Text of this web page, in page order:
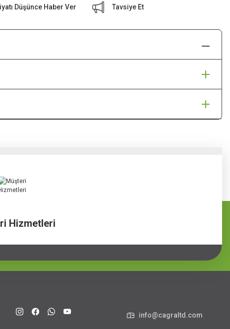
Düşünce Haber Ver Tavsiye Et
Hizmetleri
info@cagraltd.com